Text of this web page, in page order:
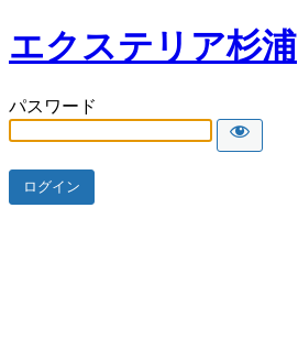
エクステリア杉浦
パスワード